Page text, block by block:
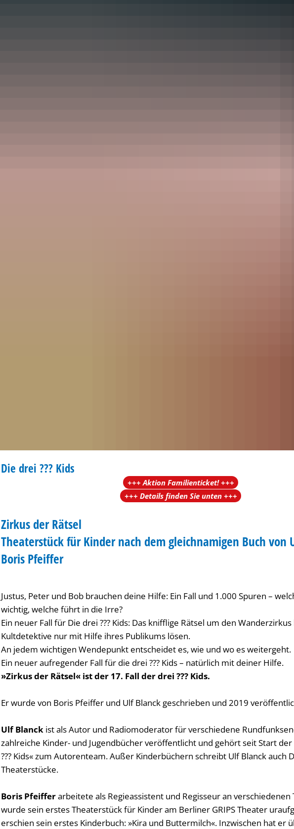
KATEGORIE: KINDERTHEATER
Die drei ??? Kids
+++ Aktion Familienticket! +++
+++ Details finden Sie unten +++
Zirkus der Rätsel
Theaterstück für Kinder nach dem gleichnamigen Buch von
Boris Pfeiffer
Justus, Peter und Bob brauchen deine Hilfe: Ein Fall und 1.000 Spuren –
wichtig, welche führt in die Irre?
Ein neuer Fall für Die drei ??? Kids: Das knifflige Rätsel um den
Kultdetektive nur mit Hilfe ihres Publikums lösen.
An jedem wichtigen Wendepunkt entscheidet es, wie und wo es weitergeht.
Ein neuer aufregender Fall für die drei ??? Kids – natürlich mit deiner Hilfe.
»Zirkus der Rätsel« ist der 17. Fall der drei ??? Kids.
Er wurde von Boris Pfeiffer und Ulf Blanck geschrieben und 2019
Ulf Blanck ist als Autor und Radiomoderator für verschiedene
zahlreiche Kinder- und Jugendbücher veröffentlicht und gehört seit Start der
??? Kids« zum Autorenteam. Außer Kinderbüchern schreibt Ulf Blanck auch
Theaterstücke.
Boris Pfeifferarbeitete als Regieassistent und Regisseur an
wurde sein erstes Theaterstück für Kinder am Berliner GRIPS Theater
erschien sein erstes Kinderbuch: »Kira und Buttermilch«. Inzwischen hat er